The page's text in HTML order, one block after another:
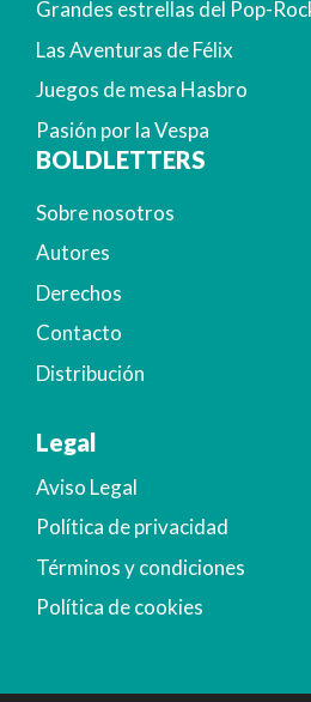
Grandes estrellas del Pop-
Las Aventuras de Félix
Juegos de mesa Hasbro
Pasión por la Vespa
BOLDLETTERS
Sobre nosotros
Autores
Derechos
Contacto
Distribución
Legal
Aviso Legal
Política de privacidad
Términos y condiciones
Política de cookies